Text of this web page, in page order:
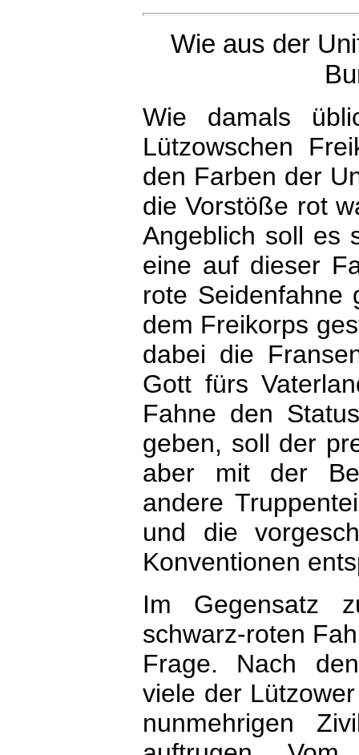
Wie aus der
Wie damals
Lützowschen
den Farben der
die Vorstöße rot
Angeblich soll es
eine auf dieser
rote Seidenfahne
dem Freikorps
dabei die
Gott fürs
Fahne den
geben, soll der
aber mit der
andere
und die
Konventionen
Im Gegensatz
schwarz-roten
Frage. Nach
viele der
nunmehrigen